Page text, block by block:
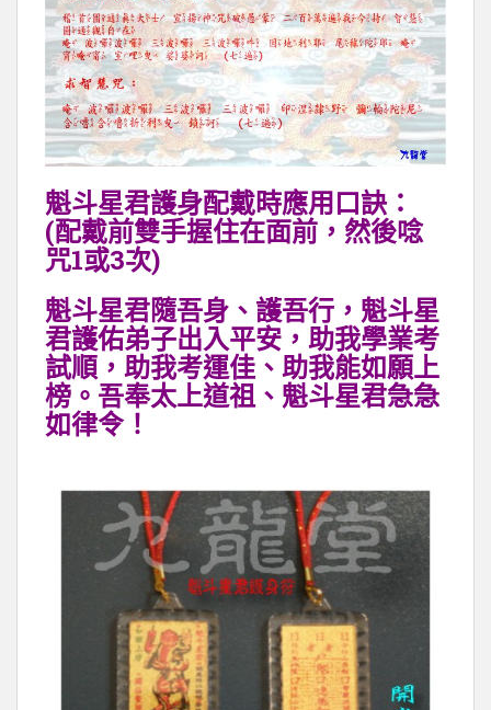
魁斗星君護身配戴時應用口訣：
(配戴前雙手握住在面前，然後唸
咒1或3次)
魁斗星君隨吾身、護吾行，魁斗星
君護佑弟子出入平安，助我學業考
試順，助我考運佳、助我能如願上
榜。吾奉太上道祖、魁斗星君急急
如律令！